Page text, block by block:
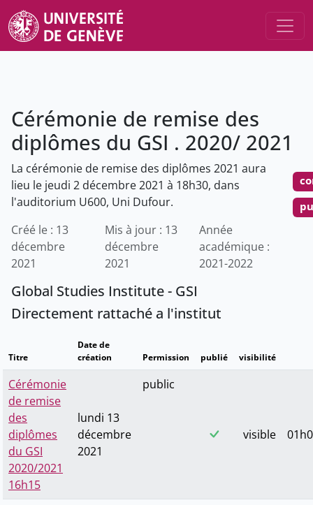
Cérémonie de remise des
diplômes du GSI . 2020/ 2021
La cérémonie de remise des diplômes 2021 aura
lieu le jeudi 2 décembre 2021 à 18h30, dans
l'auditorium U600, Uni Dufour.
Créé le : 13
décembre
2021
Mis à jour : 13
décembre
2021
Année
académique :
2021-2022
Global Studies Institute - GSI
Directement rattaché a l'institut
Titre
Date de
création
Permission publié visibilité
Cérémonie
de remise
des
diplômes
du GSI
2020/2021
16h15
lundi 13
décembre
2021
public
visible